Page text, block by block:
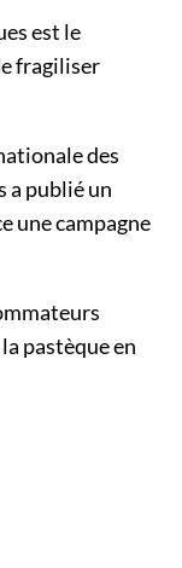
est le
fragiliser
des
a publié un
une campagne
pastèque en